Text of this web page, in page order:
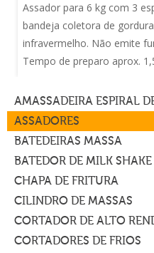
Assador para 6 kg com 3
bandeja coletora de
infravermelho. Não emite
Tempo de preparo aprox.
AMASSADEIRA ESPIRAL
ASSADORES
BATEDEIRAS MASSA
BATEDOR DE MILK SHAKE
CHAPA DE FRITURA
CILINDRO DE MASSAS
CORTADOR DE ALTO
CORTADORES DE FRIOS